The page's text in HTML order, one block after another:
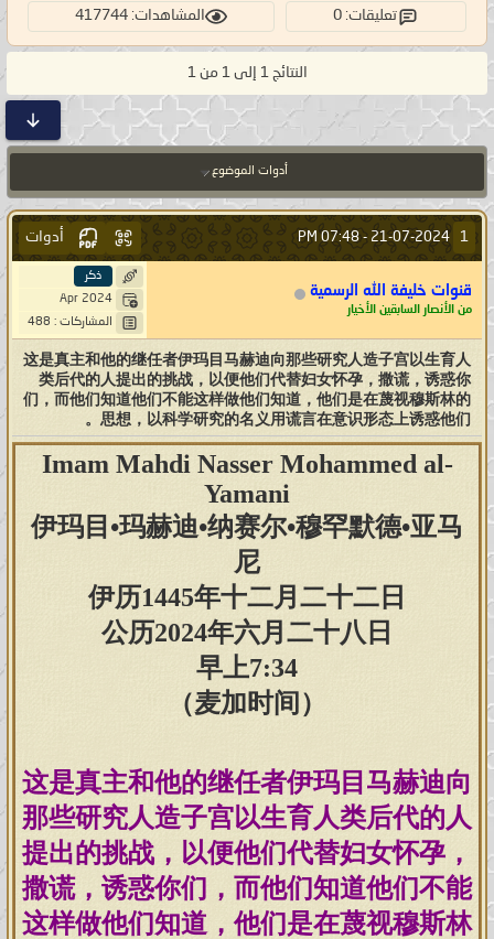
تعليقات: 0 المشاهدات: 417744
النتائج 1 إلى 1 من 1
أدوات الموضوع
1
21-07-2024 -
07:48 PM أدوات
قنوات خليفة الله الرسمية
من الأنصار السابقين الأخيار
ذكر
Apr 2024
المشاركات : 488
这是真主和他的继任者伊玛目马赫迪向那些研究人造子宫以生育人
类后代的人提出的挑战，以便他们代替妇女怀孕，撒谎，诱惑你
们，而他们知道他们不能这样做他们知道，他们是在蔑视穆斯林的
思想，以科学研究的名义用谎言在意识形态上诱惑他们。
Imam Mahdi Nasser Mohammed al-
Yamani
伊玛目•玛赫迪•纳赛尔•穆罕默德•亚马
尼
伊历1445年十二月二十二日
公历2024年六月二十八日
早上7:34
（麦加时间）
这是真主和他的继任者伊玛目马赫迪向
那些研究人造子宫以生育人类后代的人
提出的挑战，以便他们代替妇女怀孕，
撒谎，诱惑你们，而他们知道他们不能
这样做他们知道，他们是在蔑视穆斯林